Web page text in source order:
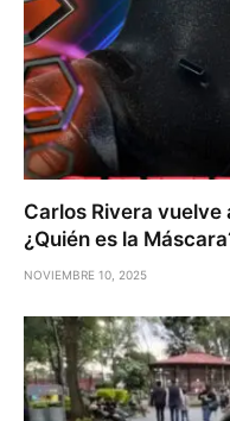
Carlos Rivera
¿Quién es la
NOVIEMBRE 10, 2025